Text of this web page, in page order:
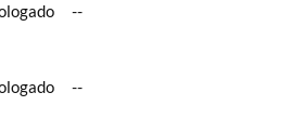
--
--